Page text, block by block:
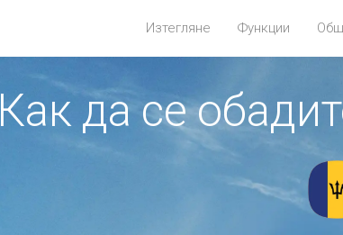
Изтегляне Функции
Как да се